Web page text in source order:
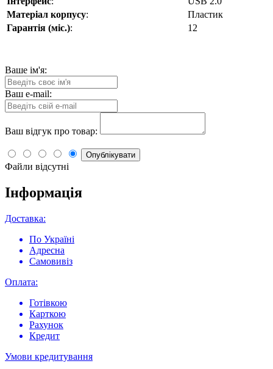
Матеріал корпусу:
Пластик
Гарантія (міс.): 12
Ваше ім'я:
Ваш e-mail:
Ваш відгук про товар:
Опублікувати
Файли відсутні
Інформація
Доставка:
По Україні
Адресна
Самовивіз
Оплата:
Готівкою
Карткою
Рахунок
Кредит
Умови кредитування